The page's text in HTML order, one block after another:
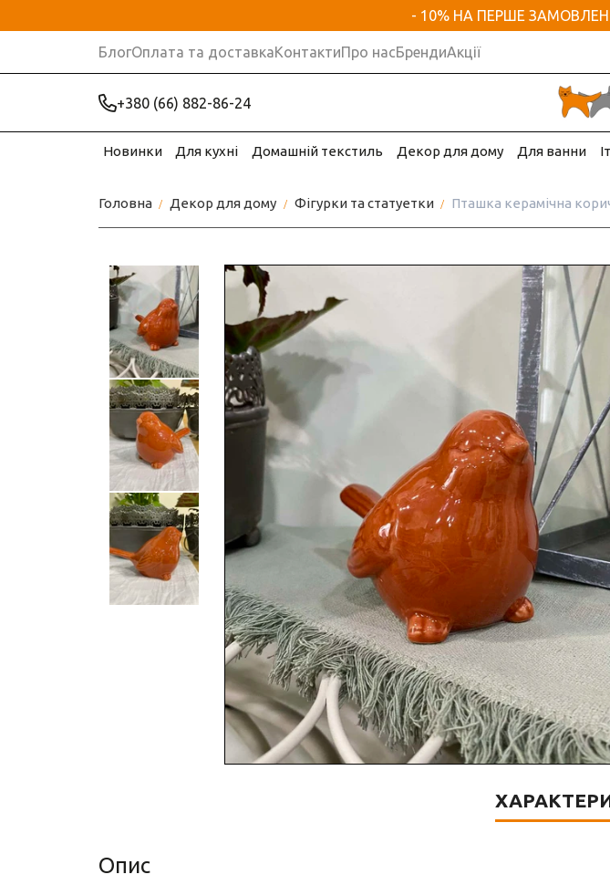
- 10% НА ПЕРШЕ
БлогОплата та доставкаКонтактиПро насБрендиАкції
+380 (66) 882-86-24
Новинки Для кухні Домашній текстиль Декор для дому Для ванни
Головна Декор для дому Фігурки та статуетки Пташка керамічна
Опис